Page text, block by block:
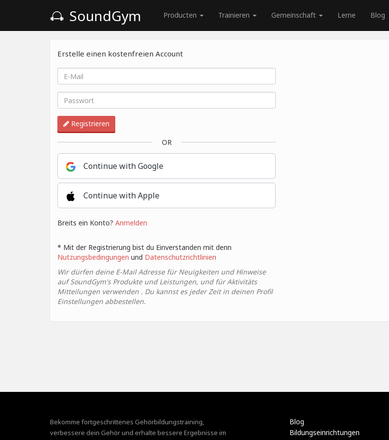
SoundGym Producten Trainieren Gemeinschaft Lerne Blog
Erstelle einen kostenfreien Account
Registrieren
OR
Continue with Google
Continue with Apple
Breits ein Konto? Anmelden
* Mit der Registrierung bist du Einverstanden mit denn
Nutzungsbedingungen und Datenschutzrichtlinien
Wir dürfen deine E-Mail Adresse für Neuigkeiten und Hinweise
auf SoundGym's Produkte und Leistungen, und für Aktivitäts
Mitteilungen verwenden . Du kannst es jeder Zeit in deinen Profil
Einstellungen abbestellen.
Bekomme fortgeschrittenes Gehörbildungstraining,
verbessere dein Gehör und erhalte bessere Ergebnisse im
Blog
Bildungseinrichtungen